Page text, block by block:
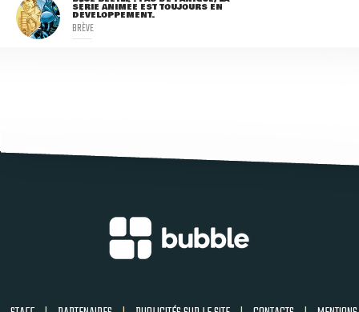
SÉRIE ANIMÉE EST TOUJOURS EN
DÉVELOPPEMENT.
BRÈVE